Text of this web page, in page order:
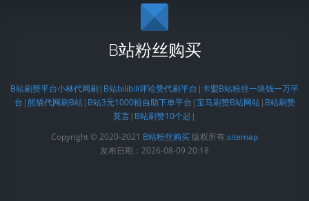
B站粉丝购买
B站刷赞平台小林代网刷| B站bilibili评论赞代刷平台 |卡盟B站粉丝一块钱一万平
台 |熊猫代网刷B站| B站3元1000粉自助下单平台 |宝马刷赞B站网站| B站刷赞
莫言| B站刷赞10个起 |
Copyright © 2020-2021 B站粉丝购买 版权所有.sitemap
发布日期：2026-08-09 20:18